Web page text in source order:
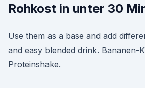
Rohkost in unter 30
Use them as a base and add
and easy blended drink. Bananen-
Proteinshake.